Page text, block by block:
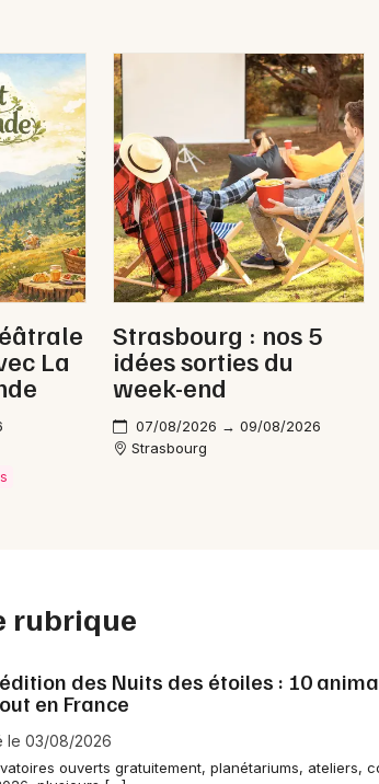
La
Strasbourg : nos 5
idées sorties du
week-end
07/08/2026 → 09/08/2026
Strasbourg
rubrique
des Nuits des étoiles : 10
en France
le 03/08/2026
ouverts gratuitement, planétariums, ateliers,